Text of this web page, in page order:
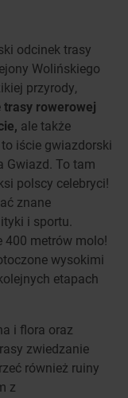
odcinek trasy
Wolińskiego
przyrody,
trasy rowerowej
ale także
iście gwiazdorski
Gwiazd. To tam
polscy celebryci!
znane
i sportu.
400 metrów molo!
wysokimi
etapach
i flora oraz
zwiedzanie
również ruiny
z